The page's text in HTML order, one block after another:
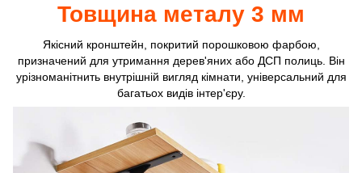
Товщина металу 3 мм
Якісний кронштейн, покритий порошковою фарбою,
призначений для утримання дерев'яних або ДСП полиць. Він
урізноманітнить внутрішній вигляд кімнати, універсальний для
багатьох видів інтер'єру.